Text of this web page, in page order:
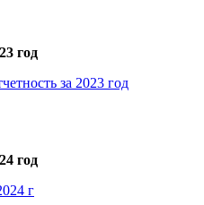
год
за 2023 год
год
г